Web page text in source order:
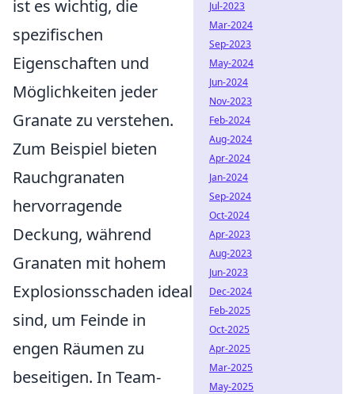
ist es wichtig, die
spezifischen
Eigenschaften und
Möglichkeiten jeder
Granate zu verstehen.
Zum Beispiel bieten
Rauchgranaten
hervorragende
Deckung, während
Granaten mit hohem
Explosionsschaden ideal
sind, um Feinde in
engen Räumen zu
beseitigen. In Team-
Jul-2023
Mar-2024
Sep-2023
May-2024
Jun-2024
Nov-2023
Feb-2024
Aug-2024
Apr-2024
Jan-2024
Sep-2024
Oct-2024
Apr-2023
Aug-2023
Jun-2023
Dec-2024
Feb-2025
Oct-2025
Apr-2025
Mar-2025
May-2025